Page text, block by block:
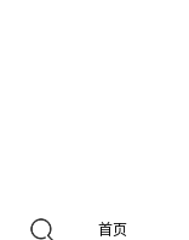
首页